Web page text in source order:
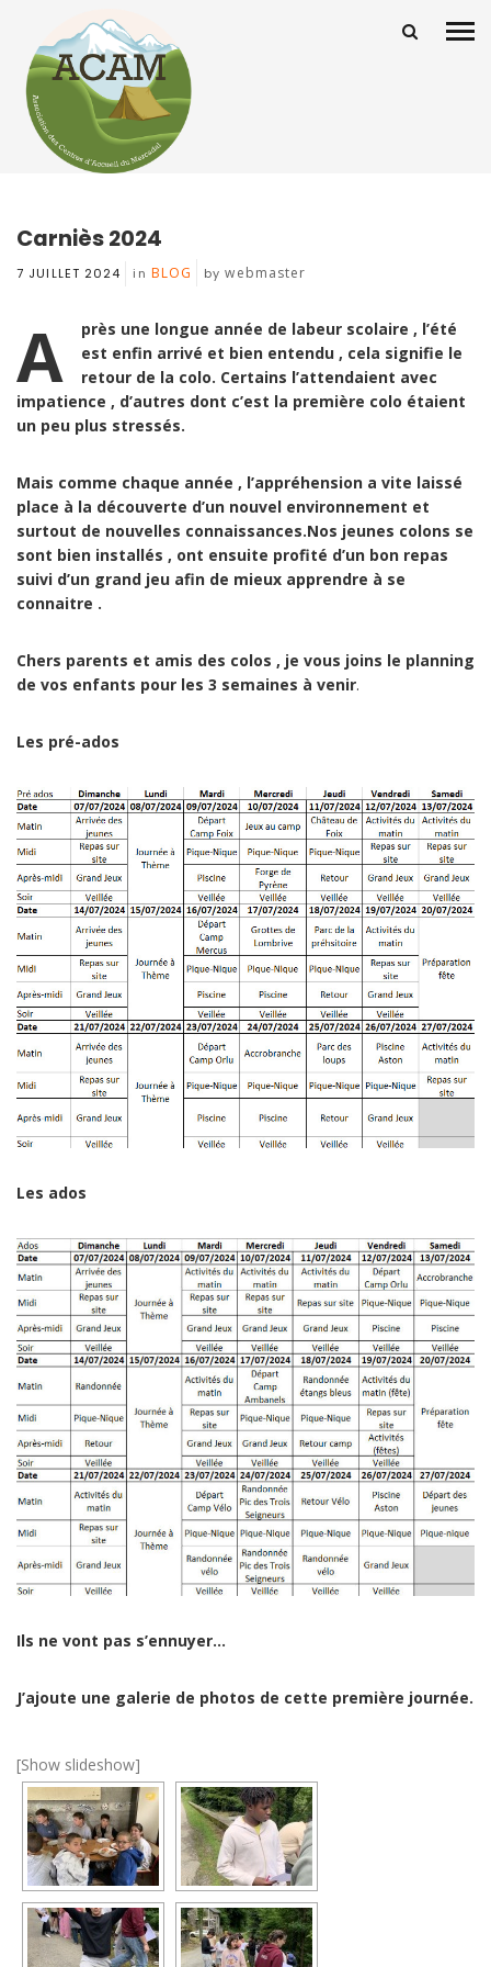
Carniès 2024
7 JUILLET 2024 in BLOG bywebmaster
A près une longue année de labeur scolaire , l’été
est enfin arrivé et bien entendu , cela signifie le
retour de la colo. Certains l’attendaient avec
impatience , d’autres dont c’est la première colo étaient
un peu plus stressés.
Mais comme chaque année , l’appréhension a vite laissé
place à la découverte d’un nouvel environnement et
surtout de nouvelles connaissances.Nos jeunes colons se
sont bien installés , ont ensuite profité d’un bon repas
suivi d’un grand jeu afin de mieux apprendre à se
connaitre .
Chers parents et amis des colos , je vous joins le planning
de vos enfants pour les 3 semaines à venir.
Les pré-ados
Les ados
Ils ne vont pas s’ennuyer…
J’ajoute une galerie de photos de cette première journée.
[Show slideshow]